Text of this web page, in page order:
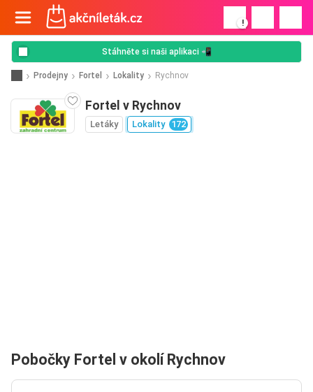
!
Stáhněte si naši aplikaci 📲
Prodejny Fortel Lokality Rychnov
Fortel v Rychnov
Letáky Lokality 172
Pobočky Fortel v okolí Rychnov